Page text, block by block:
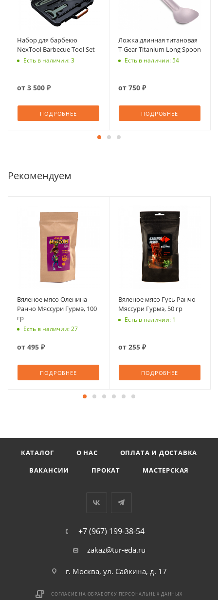
Набор для барбекю
NexTool Barbecue Tool Set
Есть в наличии: 3
от 3 500 ₽
ПОДРОБНЕЕ
Ложка длинная титановая
T-Gear Titanium Long Spoon
Есть в наличии: 54
от 750 ₽
ПОДРОБНЕЕ
Рекомендуем
Вяленое мясо Оленина
Ранчо Мяссури Гурмэ, 100
гр
Есть в наличии: 27
от 495 ₽
ПОДРОБНЕЕ
Вяленое мясо Гусь Ранчо
Мяссури Гурмэ, 50 гр
Есть в наличии: 1
от 255 ₽
ПОДРОБНЕЕ
КАТАЛОГ О НАС
ОПЛАТА И ДОСТАВКА
ВАКАНСИИ
ПРОКАТ МАСТЕРСКАЯ
+7 (967) 199-38-54
zakaz@tur-eda.ru
г. Москва, ул. Сайкина, д. 17
СОГЛАСИЕ НА ОБРАБОТКУ ПЕРСОНАЛЬНЫХ ДАННЫХ